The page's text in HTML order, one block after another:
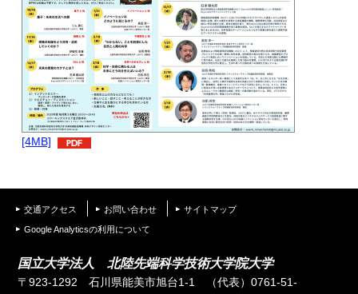
[4MB]
交通アクセス お問い合わせ サイトマップ
Google Analyticsの利用について
国立大学法人 北陸先端科学技術大学院大学
〒923-1292 石川県能美市旭台1-1
（代表）0761-51-